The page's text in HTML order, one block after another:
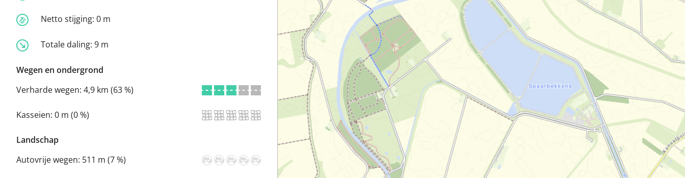
Netto stijging: 0 m
Totale daling: 9 m
Wegen en ondergrond
Verharde wegen: 4,9 km (63 %)
Kasseien: 0 m (0 %)
Landschap
Autovrije wegen: 511 m (7 %)